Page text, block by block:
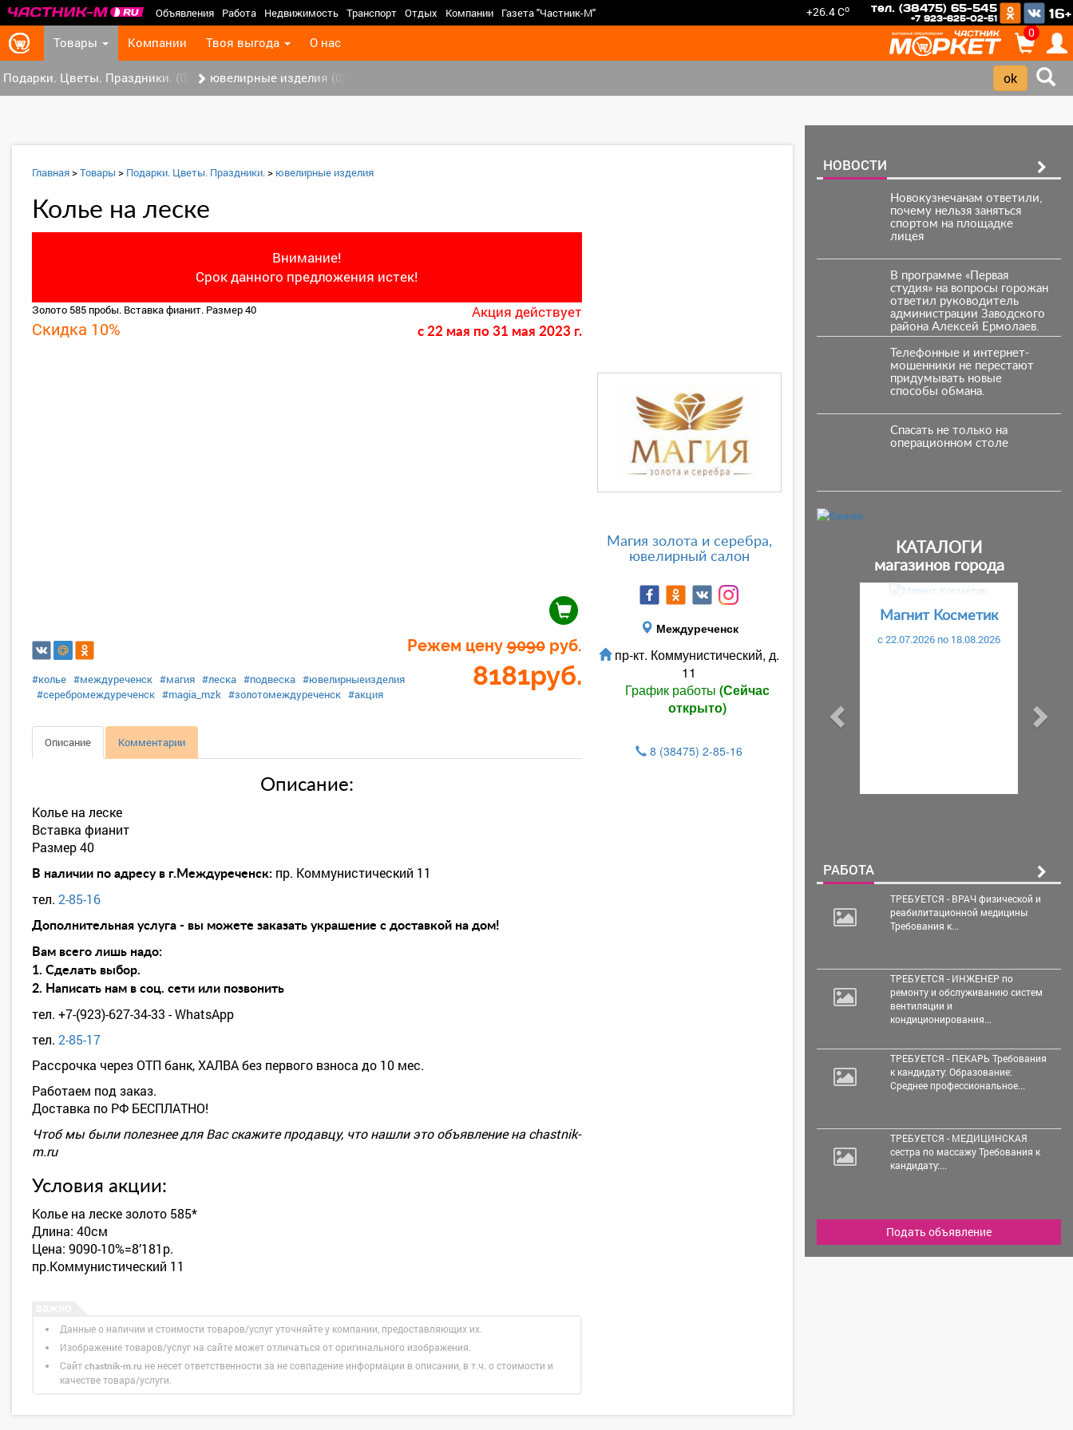
Объявления Работа Недвижимость Транспорт Отдых Компании Газета "Частник-М" +26.4 Co тел. (38475) 65-545
+7 923-625-02-51 16+
Товары Компании Твоя выгода О нас
0
>
Подарки. Цветы. Праздники. (0) ювелирные изделия (0)
Главная>Товары > Подарки. Цветы. Праздники.> ювелирные изделия
Колье на леске
Внимание!
Срок данного предложения истек!
Золото 585 пробы. Вставка фианит. Размер 40
Скидка 10%
Акция действует
c 22 мая по 31 мая 2023 г.
Режем цену9090руб.
8181руб.
#колье #междуреченск #магия #леска #подвеска #ювелирныеизделия
#серебромеждуреченск #magia_mzk #золотомеждуреченск #акция
Описание Комментарии
Описание:
Колье на леске
Вставка фианит
Размер 40
В наличии по адресу в г.Междуреченск: пр. Коммунистический 11
тел. 2-85-16
Дополнительная услуга - вы можете заказать украшение с доставкой на дом!
Вам всего лишь надо:
1. Сделать выбор.
2. Написать нам в соц. сети или позвонить
тел. +7-(923)-627-34-33 - WhatsApp
тел. 2-85-17
Рассрочка через ОТП банк, ХАЛВА без первого взноса до 10 мес.
Работаем под заказ.
Доставка по РФ БЕСПЛАТНО!
Чтоб мы были полезнее для Вас скажите продавцу, что нашли это объявление на chastnik-
m.ru
Условия акции:
Колье на леске золото 585*
Длина: 40см
Цена: 9090-10%=8’181р.
пр.Коммунистический 11
Данные о наличии и стоимости товаров/услуг уточняйте у компании, предоставляющих их.
Изображение товаров/услуг на сайте может отличаться от оригинального изображения.
Сайт chastnik-m.ru не несет ответственности за не совпадение информации в описании, в т.ч. о стоимости и
качестве товара/услуги.
Магия золота и серебра,
ювелирный салон
Междуреченск
пр-кт. Коммунистический, д.
11
График работы (Сейчас
открыто)
8 (38475) 2-85-16
НОВОСТИ
Новокузнечанам ответили,
почему нельзя заняться
спортом на площадке
лицея
В программе «Первая
студия» на вопросы горожан
ответил руководитель
администрации Заводского
района Алексей Ермолаев.
Телефонные и интернет-
мошенники не перестают
придумывать новые
способы обмана.
Спасать не только на
операционном столе
КАТАЛОГИ
магазинов города
Магнит Косметик
c 22.07.2026 по 18.08.2026
Предыдущий
РАБОТА
ТРЕБУЕТСЯ - ВРАЧ физической и
реабилитационной медицины
Требования к...
ТРЕБУЕТСЯ - ИНЖЕНЕР по
ремонту и обслуживанию систем
вентиляции и
кондиционирования...
ТРЕБУЕТСЯ - ПЕКАРЬ Требования
к кандидату: Образование:
Среднее профессиональное...
ТРЕБУЕТСЯ - МЕДИЦИНСКАЯ
сестра по массажу Требования к
кандидату:...
Подать объявление